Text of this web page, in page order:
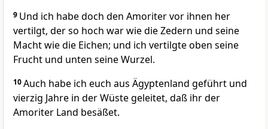
9 Und ich habe doch den Amoriter vor ihnen her
vertilgt, der so hoch war wie die Zedern und seine
Macht wie die Eichen; und ich vertilgte oben seine
Frucht und unten seine Wurzel.
10Auch habe ich euch aus Ägyptenland geführt und
vierzig Jahre in der Wüste geleitet, daß ihr der
Amoriter Land besäßet.